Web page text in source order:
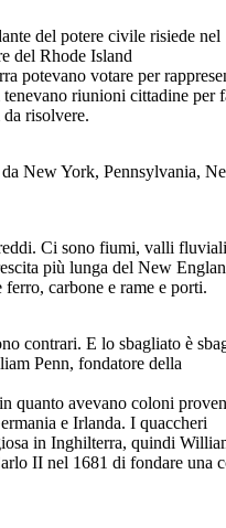
del potere civile risiede nel
del Rhode Island
potevano votare per
riunioni cittadine per
risolvere.
New York, Pennsylvania,
Ci sono fiumi, valli
più lunga del New
carbone e rame e porti.
contrari. E lo sbagliato è
Penn, fondatore della
quanto avevano coloni
e Irlanda. I quaccheri
in Inghilterra, quindi
II nel 1681 di fondare una